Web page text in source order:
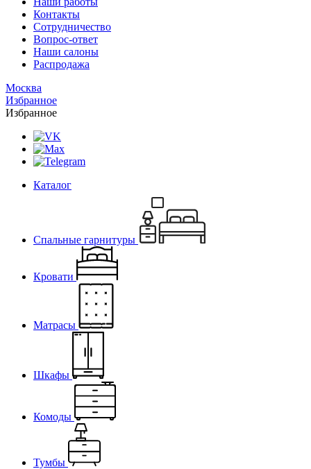
Контакты
Сотрудничество
Вопрос-ответ
Наши салоны
Распродажа
Москва
Избранное
Избранное
Каталог
Спальные гарнитуры
Кровати
Матрасы
Шкафы
Комоды
Тумбы